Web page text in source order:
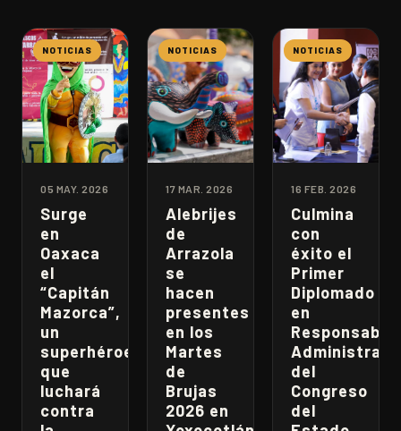
NOTICIAS
05 MAY. 2026
Surge
en
Oaxaca
el
“Capitán
Mazorca”,
un
superhéroe
que
luchará
contra
NOTICIAS
17 MAR. 2026
Alebrijes
de
Arrazola
se
hacen
presentes
en los
Martes
de
Brujas
2026 en
NOTICIAS
16 FEB. 2026
Culmina
con
éxito el
Primer
Diplomado
en
del
Congreso
del